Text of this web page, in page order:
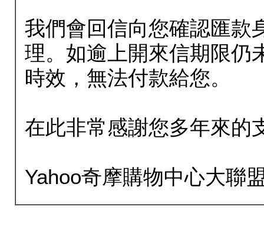
我們會回信向您確認匯款
理。如逾上開來信期限仍
時效，無法付款給您。
在此非常感謝您多年來的
Yahoo奇摩購物中心大